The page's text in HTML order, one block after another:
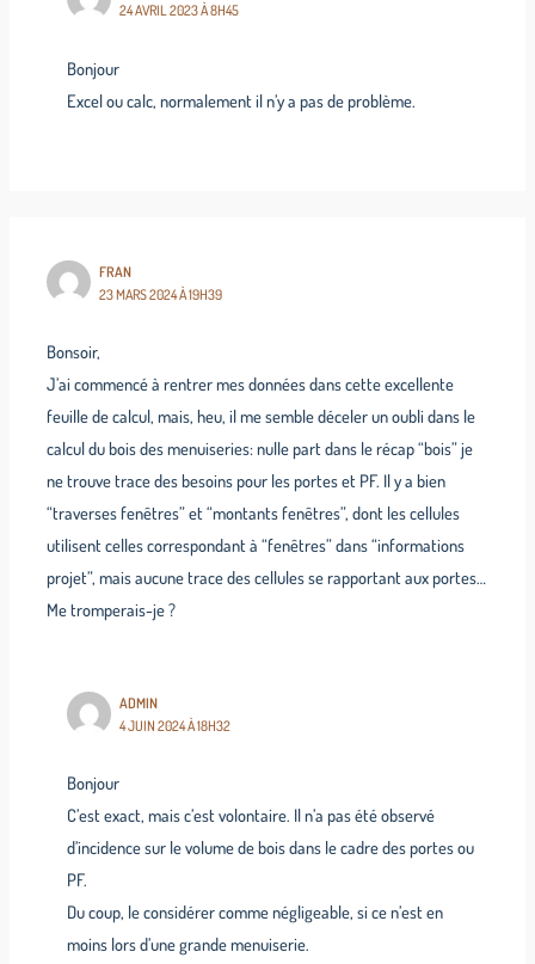
24 AVRIL 2023 À 8H45
Bonjour
Excel ou calc, normalement il n’y a pas de problème.
FRAN
23 MARS 2024 À 19H39
Bonsoir,
J’ai commencé à rentrer mes données dans cette excellente
feuille de calcul, mais, heu, il me semble déceler un oubli dans le
calcul du bois des menuiseries: nulle part dans le récap “bois” je
ne trouve trace des besoins pour les portes et PF. Il y a bien
“traverses fenêtres” et “montants fenêtres”, dont les cellules
utilisent celles correspondant à “fenêtres” dans “informations
projet”, mais aucune trace des cellules se rapportant aux portes…
Me tromperais-je ?
ADMIN
4 JUIN 2024 À 18H32
Bonjour
C’est exact, mais c’est volontaire. Il n’a pas été observé
d’incidence sur le volume de bois dans le cadre des portes ou
PF.
Du coup, le considérer comme négligeable, si ce n’est en
moins lors d’une grande menuiserie.